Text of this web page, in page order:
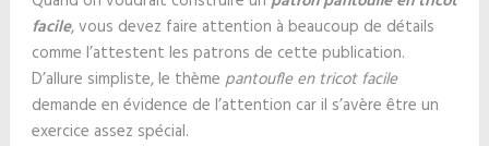
facile, vous devez faire attention à beaucoup de détails
comme l’attestent les patrons de cette publication.
D’allure simpliste, le thème pantoufle en tricot facile
demande en évidence de l’attention car il s’avère être un
exercice assez spécial.